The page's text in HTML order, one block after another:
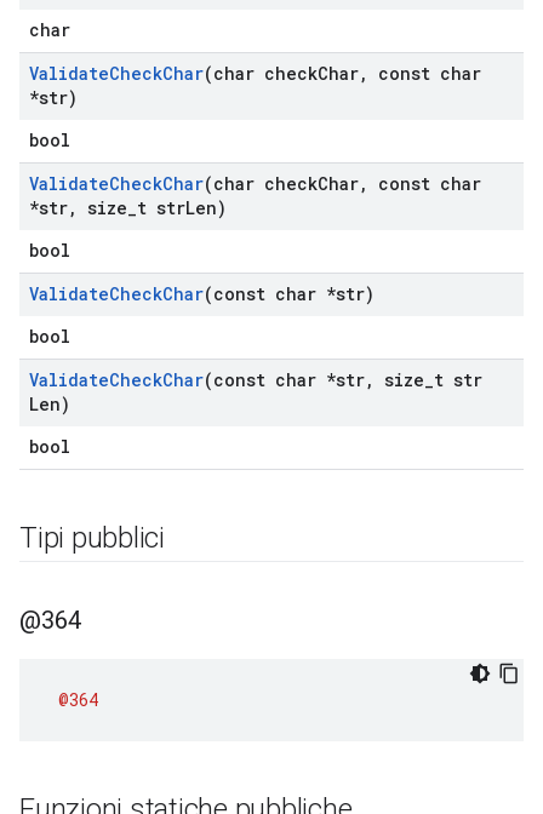
char
ValidateCheckChar(char checkChar,
const char
*str)
bool
ValidateCheckChar(char checkChar,
const char
*str, size t strLen)
bool
ValidateCheckChar(const char *str)
bool
ValidateCheckChar(const char *str, size t str
Len)
bool
Tipi pubblici
@364
@364